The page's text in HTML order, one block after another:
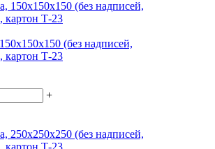
(без надписей,
картон Т-23
+